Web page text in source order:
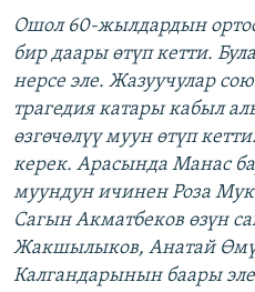
Ошол 60-жылдардын
бир даары өтүп кетти.
нерсе эле. Жазуучулар
трагедия катары кабыл
өзгөчөлүү муун өтүп
керек. Арасында Манас
муундун ичинен Роза
Сагын Акматбеков өзүн
Жакшылыков, Анатай
Калгандарынын баары